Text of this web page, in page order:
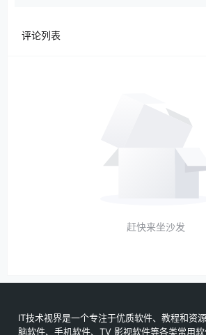
评论列表
赶快来坐沙发
IT技术视界是一个专注于优质软件、教程和资
脑软件、手机软件、TV 影视软件等各类常用